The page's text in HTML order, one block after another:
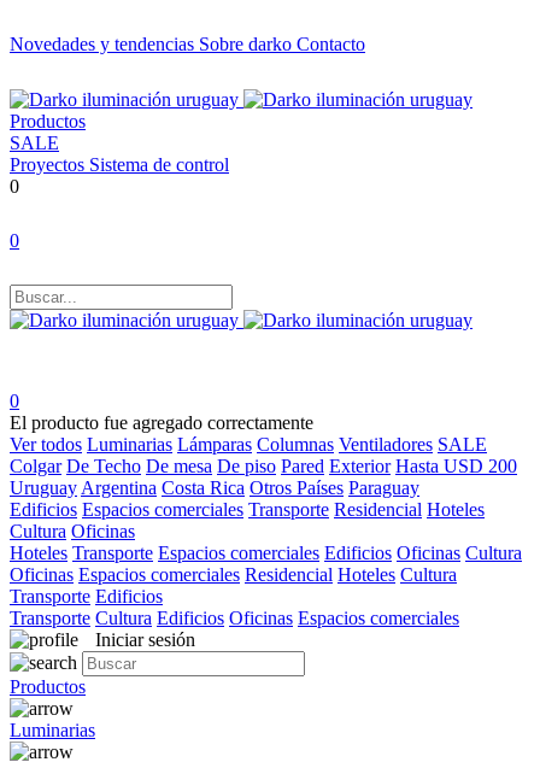
Novedades y tendencias Sobre darko Contacto
Productos
SALE
Proyectos Sistema de control
0
0
0
El producto fue agregado correctamente
Ver todos Luminarias Lámparas Columnas Ventiladores SALE
Colgar De Techo De mesa De piso Pared Exterior Hasta USD 200
Uruguay Argentina Costa Rica Otros Países Paraguay
Edificios Espacios comerciales Transporte Residencial Hoteles
Cultura Oficinas
Hoteles Transporte Espacios comerciales Edificios Oficinas Cultura
Oficinas Espacios comerciales Residencial Hoteles Cultura
Transporte Edificios
Transporte Cultura Edificios Oficinas Espacios comerciales
Iniciar sesión
Productos
Luminarias